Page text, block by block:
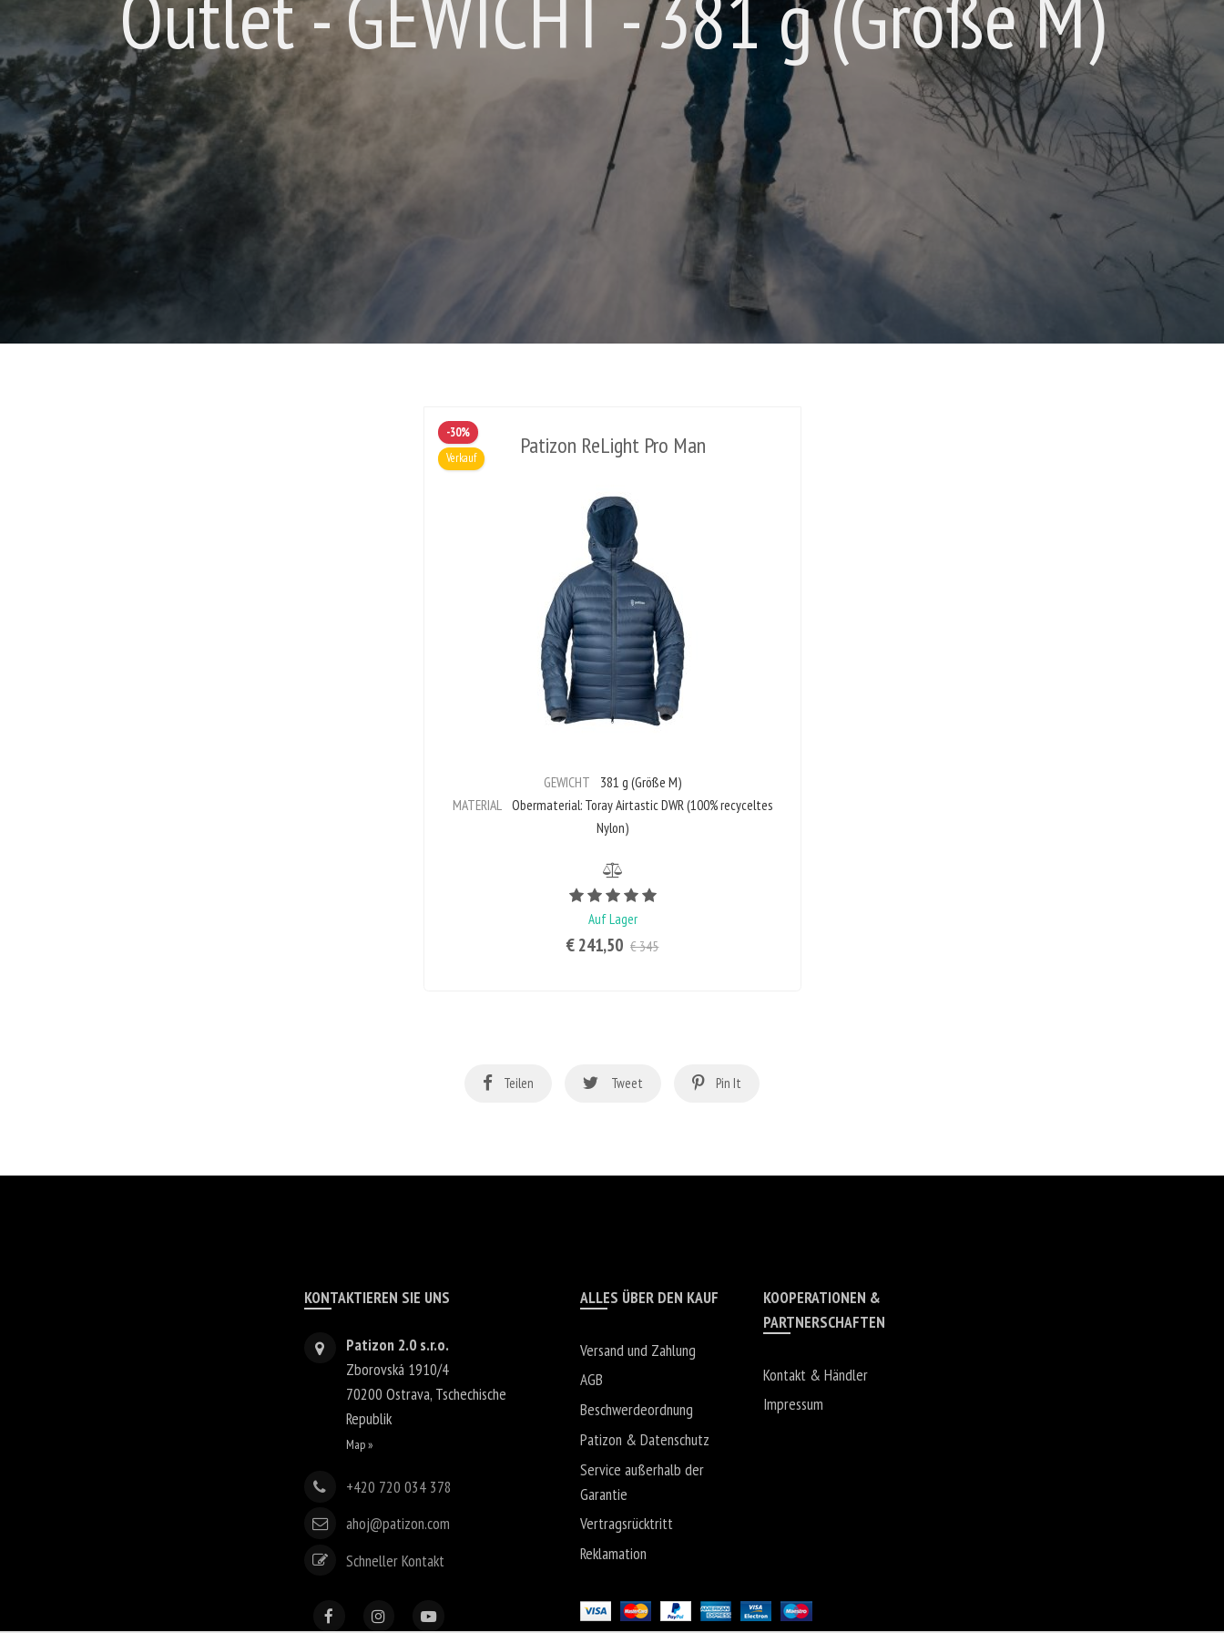
-30%
Verkauf
Patizon ReLight Pro Man
GEWICHT
381 g (Größe M)
MATERIAL
Obermaterial: Toray Airtastic DWR (100% recyceltes
Nylon)
Auf Lager
€ 241,50 € 345
Teilen Tweet Pin It
KONTAKTIEREN SIE UNS
Patizon 2.0 s.r.o.
Zborovská 1910/4
70200Ostrava, Tschechische
Republik
Map »
+420 720 034 378
ahoj@patizon.com
Schneller Kontakt
ALLES ÜBER DEN KAUF
Versand und Zahlung
AGB
Beschwerdeordnung
Patizon & Datenschutz
Service außerhalb der
Garantie
Vertragsrücktritt
Reklamation
KOOPERATIONEN &
PARTNERSCHAFTEN
Kontakt & Händler
Impressum